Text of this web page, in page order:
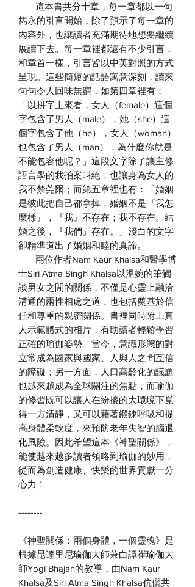
這本書共分十章，每一章都以一句
雋永的引言開始，除了預示了每一章的
內容外，也讓讀者充滿期待地想要繼續
展讀下去。每一章裡都還有不少引言，
和章首一樣，引言皆以中英對照的方式
呈現。這些簡短的話語寓意深刻，讀來
句句令人回味無窮，如第四章裡有：
「以拼字上來看，女人（female）這個
字包含了男人（male），她（she）這
個字包含了他（he），女人（woman）
也包含了男人（man），為什麼你就是
不能包容他呢？」這段文字除了讓主修
語言學的我拍案叫絕，也讓身為女人的
我不禁莞爾；而第五章裡也有：「婚姻
是彼此把自己都拿掉，婚姻不是『我怎
麼樣』，『我』不存在；我不存在。結
婚之後，『我們』存在。」淺白的文字
卻精準道出了婚姻和睦的真諦。
兩位作者Nam Kaur Khalsa和醫學博
士Siri Atma Singh Khalsa以溫婉的筆觸
談男女之間的關係，不僅是心靈上融洽
溝通的兩性相處之道，也包括奠基於信
任和尊重的親密關係。書裡同時附上真
人示範體式的相片，有助讀者輕鬆學習
正確的瑜伽姿勢。當今，意識形態的對
立常成為國家與國家、人與人之間互信
的障礙；另一方面，人口高齡化的議題
也越來越成為全球關注的焦點，而瑜伽
的修習既可以讓人在紛擾的大環境下覓
得一方清靜，又可以藉著鍛鍊呼吸和提
高身體柔軟度，來預防老年失智的腦退
化風險。因此希望這本《神聖關係》，
能使越來越多讀者領略到瑜伽的妙用，
從而為創造健康、快樂的世界貢獻一分
心力！
--------
《神聖關係：兩個身體，一個靈魂》是
根據昆達里尼瑜伽大師兼白譚崔瑜伽大
師Yogi Bhajan的教導 ， 由Nam Kaur
Khalsa及Siri Atma Singh Khalsa伉儷共